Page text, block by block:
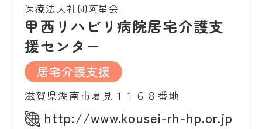
医療法人社団阿星会
甲西リハビリ病院居宅介護支
援センター
居宅介護支援
滋賀県湖南市夏見１１６８番地
http://www.kousei-rh-hp.or.jp